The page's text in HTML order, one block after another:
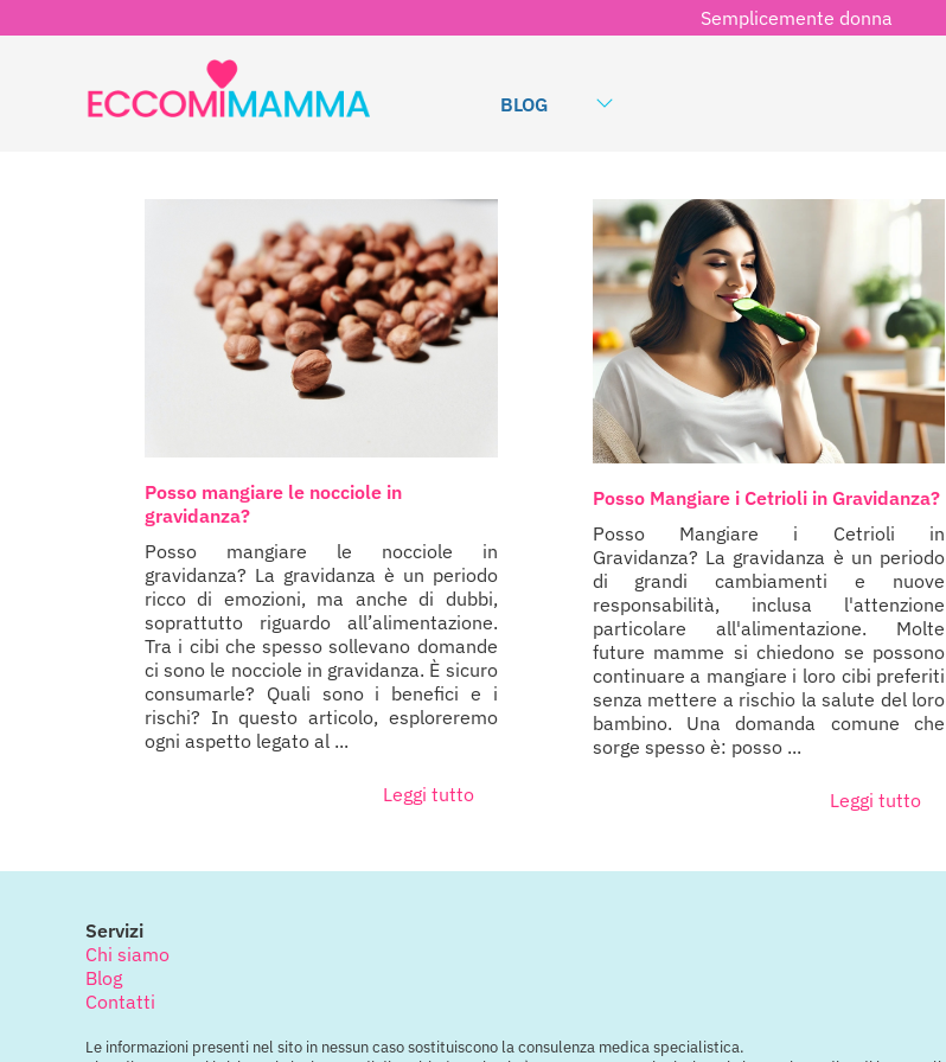
Semplicemente donna
BLOG
Posso mangiare le nocciole in
gravidanza?
Posso mangiare le nocciole in
gravidanza? La gravidanza è un periodo
ricco di emozioni, ma anche di dubbi,
soprattutto riguardo all’alimentazione.
Tra i cibi che spesso sollevano domande
ci sono le nocciole in gravidanza. È sicuro
consumarle? Quali sono i benefici e i
rischi? In questo articolo, esploreremo
ogni aspetto legato al ...
Leggi tutto
Posso Mangiare i Cetrioli in Gravidanza?
Posso Mangiare i Cetrioli in
Gravidanza? La gravidanza è un periodo
di grandi cambiamenti e nuove
responsabilità, inclusa l'attenzione
particolare all'alimentazione. Molte
future mamme si chiedono se possono
continuare a mangiare i loro cibi preferiti
senza mettere a rischio la salute del loro
bambino. Una domanda comune che
sorge spesso è: posso ...
Leggi tutto
Servizi
Chi siamo
Blog
Contatti
Le informazioni presenti nel sito in nessun caso sostituiscono la consulenza medica specialistica.